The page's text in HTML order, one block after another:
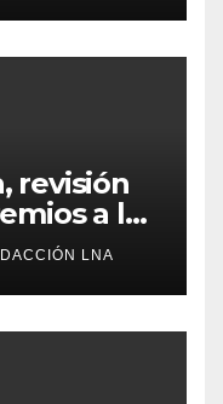
revisión
a la
del LNA